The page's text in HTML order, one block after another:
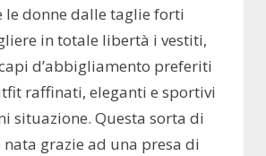
le donne dalle taglie forti
in totale libertà i vestiti,
d’abbigliamento preferiti
raffinati, eleganti e sportivi
situazione. Questa sorta di
grazie ad una presa di